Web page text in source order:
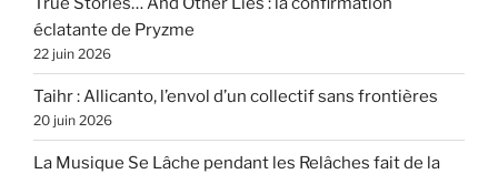
éclatante de Pryzme
22 juin 2026
Taihr : Allicanto, l’envol d’un collectif sans frontières
20 juin 2026
La Musique Se Lâche pendant les Relâches fait de la